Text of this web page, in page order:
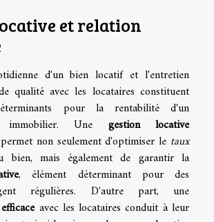
et relation
d'un bien locatif et l'entretien
qualité avec les locataires constituent
pour la rentabilité d'un
immobilier. Une gestion locative
non seulement d'optimiser le taux
mais également de garantir la
, élément déterminant pour des
régulières. D'autre part, une
avec les locataires conduit à leur